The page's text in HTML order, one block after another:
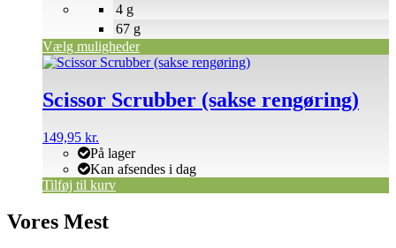
Vælg muligheder
4 g
67 g
Scissor Scrubber (sakse rengøring)
149,95 kr.
På lager
Kan afsendes i dag
Tilføj til kurv
Vores Mest